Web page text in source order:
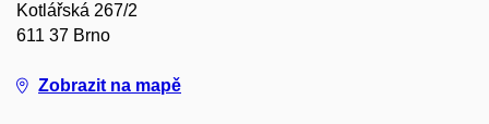
Kotlářská 267/2
611 37 Brno
Zobrazit na mapě